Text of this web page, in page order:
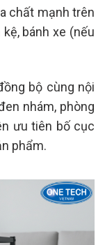
chất mạnh trên
bánh xe (nếu
bộ cùng nội
nhám, phòng
ưu tiên bố cục
phẩm.